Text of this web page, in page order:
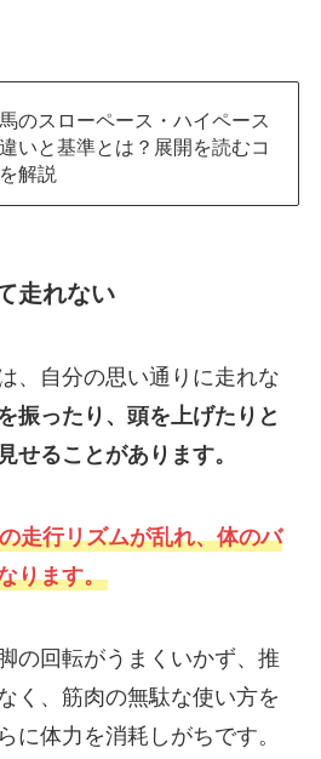
のスローペース・ハイペース
いと基準とは？展開を読むコ
解説
走れない
、自分の思い通りに走れな
振ったり、頭を上げたりと
せることがあります。
走行リズムが乱れ、体のバ
ります。
の回転がうまくいかず、推
く、筋肉の無駄な使い方を
に体力を消耗しがちです。